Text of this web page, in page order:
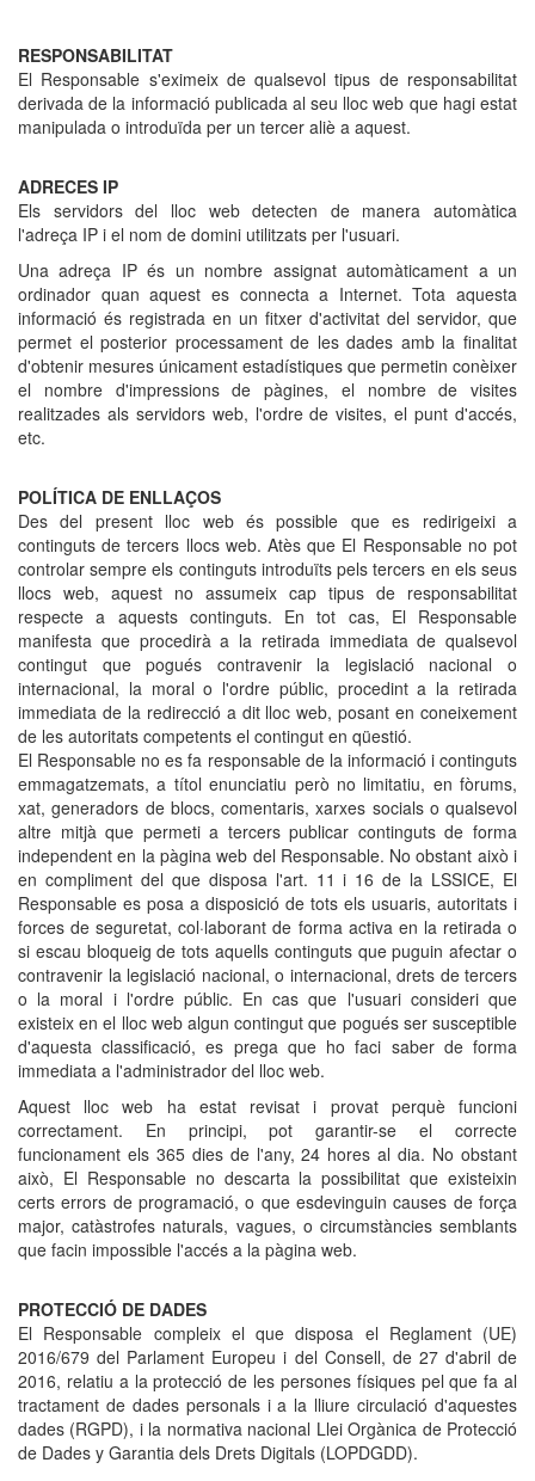
RESPONSABILITAT
El Responsable s'eximeix de qualsevol tipus de responsabilitat
derivada de la informació publicada al seu lloc web que hagi estat
manipulada o introduïda per un tercer aliè a aquest.
ADRECES IP
Els servidors del lloc web detecten de manera automàtica
l'adreça IP i el nom de domini utilitzats per l'usuari.
Una adreça IP és un nombre assignat automàticament a un
ordinador quan aquest es connecta a Internet. Tota aquesta
informació és registrada en un fitxer d'activitat del servidor, que
permet el posterior processament de les dades amb la finalitat
d'obtenir mesures únicament estadístiques que permetin conèixer
el nombre d'impressions de pàgines, el nombre de visites
realitzades als servidors web, l'ordre de visites, el punt d'accés,
etc.
POLÍTICA DE ENLLAÇOS
Des del present lloc web és possible que es redirigeixi a
continguts de tercers llocs web. Atès que El Responsable no pot
controlar sempre els continguts introduïts pels tercers en els seus
llocs web, aquest no assumeix cap tipus de responsabilitat
respecte a aquests continguts. En tot cas, El Responsable
manifesta que procedirà a la retirada immediata de qualsevol
contingut que pogués contravenir la legislació nacional o
internacional, la moral o l'ordre públic, procedint a la retirada
immediata de la redirecció a dit lloc web, posant en coneixement
de les autoritats competents el contingut en qüestió.
El Responsable no es fa responsable de la informació i continguts
emmagatzemats, a títol enunciatiu però no limitatiu, en fòrums,
xat, generadors de blocs, comentaris, xarxes socials o qualsevol
altre mitjà que permeti a tercers publicar continguts de forma
independent en la pàgina web del Responsable. No obstant això i
en compliment del que disposa l'art. 11 i 16 de la LSSICE, El
Responsable es posa a disposició de tots els usuaris, autoritats i
forces de seguretat, col·laborant de forma activa en la retirada o
si escau bloqueig de tots aquells continguts que puguin afectar o
contravenir la legislació nacional, o internacional, drets de tercers
o la moral i l'ordre públic. En cas que l'usuari consideri que
existeix en el lloc web algun contingut que pogués ser susceptible
d'aquesta classificació, es prega que ho faci saber de forma
immediata a l'administrador del lloc web.
Aquest lloc web ha estat revisat i provat perquè funcioni
correctament. En principi, pot garantir-se el correcte
funcionament els 365 dies de l'any, 24 hores al dia. No obstant
això, El Responsable no descarta la possibilitat que existeixin
certs errors de programació, o que esdevinguin causes de força
major, catàstrofes naturals, vagues, o circumstàncies semblants
que facin impossible l'accés a la pàgina web.
PROTECCIÓ DE DADES
El Responsable compleix el que disposa el Reglament (UE)
2016/679 del Parlament Europeu i del Consell, de 27 d'abril de
2016, relatiu a la protecció de les persones físiques pel que fa al
tractament de dades personals i a la lliure circulació d'aquestes
dades (RGPD), i la normativa nacional Llei Orgànica de Protecció
de Dades y Garantia dels Drets Digitals (LOPDGDD).